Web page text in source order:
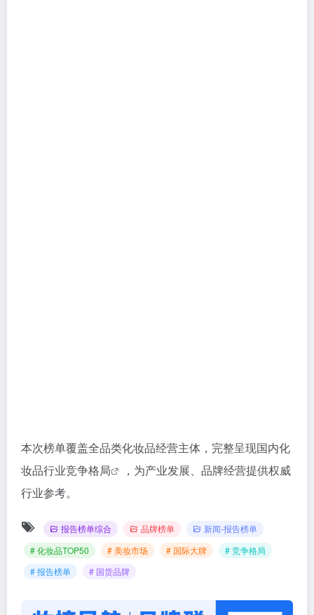
本次榜单覆盖全品类化妆品经营主体，完整呈现国内化
妆品行业竞争格局
，为产业发展、品牌经营提供权威
行业参考。
报告榜单综合 品牌榜单
新闻-报告榜单
# 化妆品TOP50
# 美妆市场 # 国际大牌
# 竞争格局
# 报告榜单
# 国货品牌